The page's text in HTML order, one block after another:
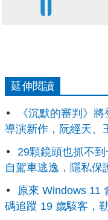
延伸閱讀
《沉默的審判》
導演新作，阮經天、
29顆鏡頭也抓不
自駕車逃逸，隱私保
原來 Windows 11
碼追蹤 19 歲駭客，